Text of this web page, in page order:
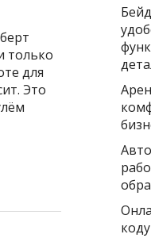
только
для
Это